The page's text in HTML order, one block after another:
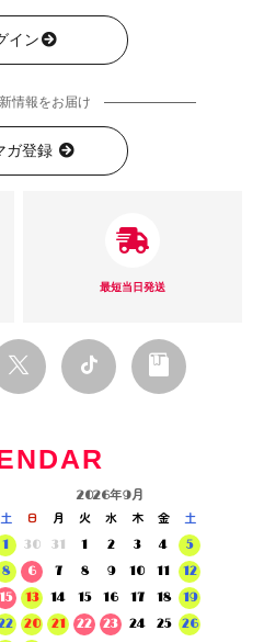
イン
情報をお届け
ガ登録
最短当日発送
土
1
8
15
2026年9月
日 月 火 水 木 金
土
30
31 1 2 3 4
5
6
7 8 9 10 11
12
13
14 15 16 17 18
19
20
21 22 23 24 25
26